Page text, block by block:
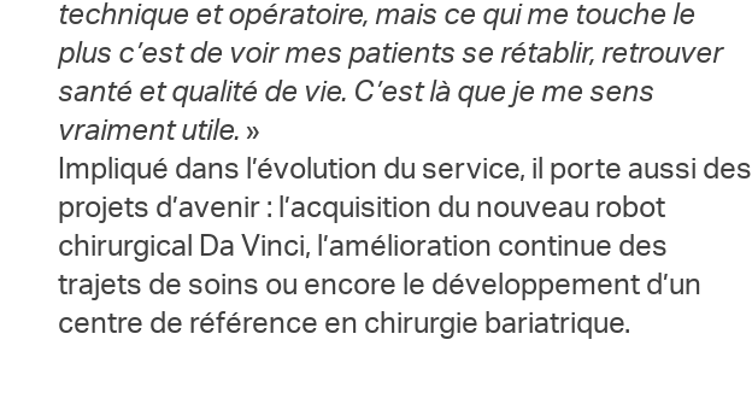
technique et opératoire, mais ce qui me touche le
plus c’est de voir mes patients se rétablir, retrouver
santé et qualité de vie. C’est là que je me sens
vraiment utile. »
Impliqué dans l’évolution du service, il porte aussi des
projets d’avenir : l’acquisition du nouveau robot
chirurgical Da Vinci, l’amélioration continue des
trajets de soins ou encore le développement d’un
centre de référence en chirurgie bariatrique.